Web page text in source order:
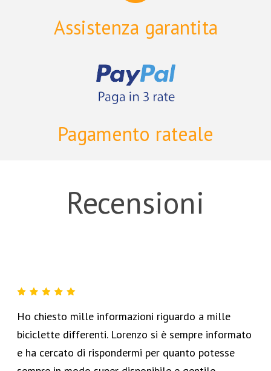
Assistenza garantita
Pagamento rateale
Recensioni
Ho chiesto mille informazioni riguardo a mille
biciclette differenti. Lorenzo si è sempre informato
e ha cercato di rispondermi per quanto potesse